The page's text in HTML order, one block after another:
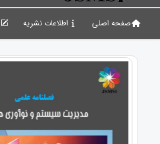
صفحه اصلی اطلاعات نشریه